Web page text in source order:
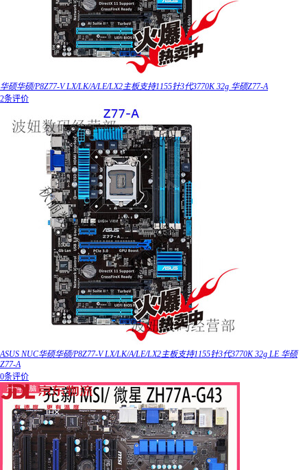
华硕华硕/P8Z77-V LX/LK/A/LE/LX2主板支持1155针3代3770K 32g 华硕Z77-A
2条评价
ASUS NUC华硕华硕/P8Z77-V LX/LK/A/LE/LX2主板支持1155针3代3770K 32g LE 华硕
Z77-A
0条评价